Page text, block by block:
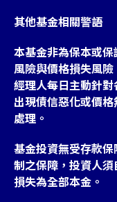
其他基金相關警語
本基金非為保本或
風險與價格損失風
經理人每日主動針
出現債信惡化或價
處理。
基金投資無受存款
制之保障，投資人
損失為全部本金。